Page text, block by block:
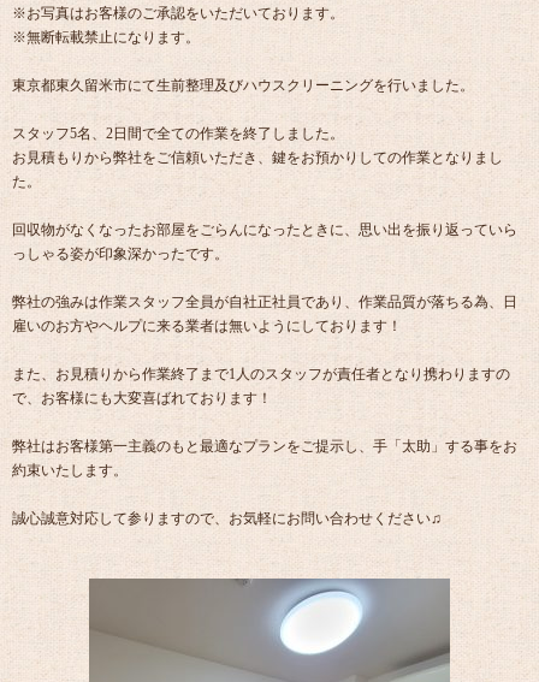
※お写真はお客様のご承認をいただいております。
※無断転載禁止になります。
東京都東久留米市にて生前整理及びハウスクリーニングを行いました。
スタッフ5名、2日間で全ての作業を終了しました。
お見積もりから弊社をご信頼いただき、鍵をお預かりしての作業となりまし
た。
回収物がなくなったお部屋をごらんになったときに、思い出を振り返っていら
っしゃる姿が印象深かったです。
弊社の強みは作業スタッフ全員が自社正社員であり、作業品質が落ちる為、日
雇いのお方やヘルプに来る業者は無いようにしております！
また、お見積りから作業終了まで1人のスタッフが責任者となり携わりますの
で、お客様にも大変喜ばれております！
弊社はお客様第一主義のもと最適なプランをご提示し、手「太助」する事をお
約束いたします。
誠心誠意対応して参りますので、お気軽にお問い合わせください♫